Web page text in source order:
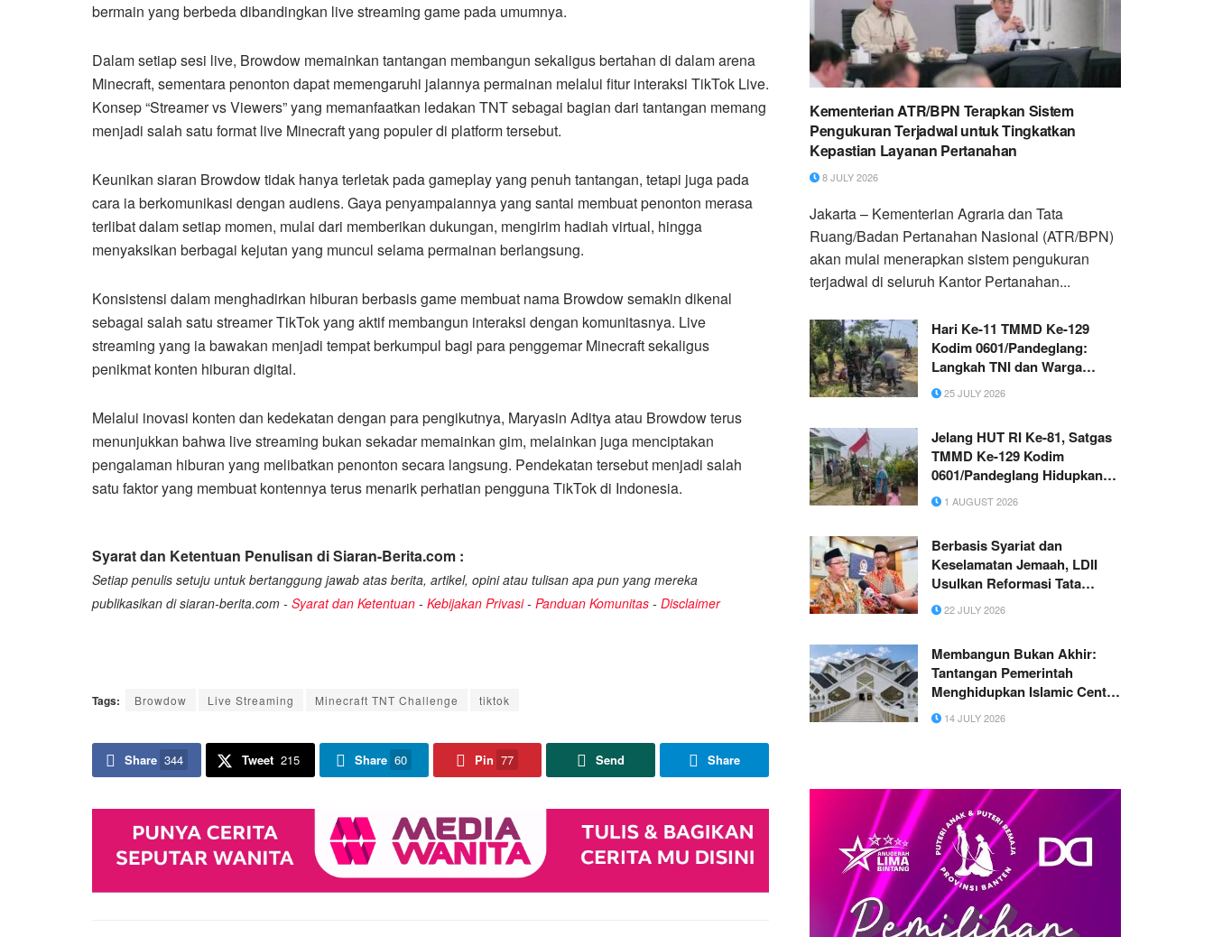
bermain yang berbeda dibandingkan live streaming game pada umumnya.
Dalam setiap sesi live, Browdow memainkan tantangan membangun sekaligus bertahan di dalam arena
Minecraft, sementara penonton dapat memengaruhi jalannya permainan melalui fitur interaksi TikTok Live.
Konsep “Streamer vs Viewers” yang memanfaatkan ledakan TNT sebagai bagian dari tantangan memang
menjadi salah satu format live Minecraft yang populer di platform tersebut.
Keunikan siaran Browdow tidak hanya terletak pada gameplay yang penuh tantangan, tetapi juga pada
cara ia berkomunikasi dengan audiens. Gaya penyampaiannya yang santai membuat penonton merasa
terlibat dalam setiap momen, mulai dari memberikan dukungan, mengirim hadiah virtual, hingga
menyaksikan berbagai kejutan yang muncul selama permainan berlangsung.
Konsistensi dalam menghadirkan hiburan berbasis game membuat nama Browdow semakin dikenal
sebagai salah satu streamer TikTok yang aktif membangun interaksi dengan komunitasnya. Live
streaming yang ia bawakan menjadi tempat berkumpul bagi para penggemar Minecraft sekaligus
penikmat konten hiburan digital.
Melalui inovasi konten dan kedekatan dengan para pengikutnya, Maryasin Aditya atau Browdow terus
menunjukkan bahwa live streaming bukan sekadar memainkan gim, melainkan juga menciptakan
pengalaman hiburan yang melibatkan penonton secara langsung. Pendekatan tersebut menjadi salah
satu faktor yang membuat kontennya terus menarik perhatian pengguna TikTok di Indonesia.
Syarat dan Ketentuan Penulisan di Siaran-Berita.com :
Setiap penulis setuju untuk bertanggung jawab atas berita, artikel, opini atau tulisan apa pun yang mereka
publikasikan di siaran-berita.com - Syarat dan Ketentuan - Kebijakan Privasi- Panduan Komunitas - Disclaimer
Tags: Browdow Live Streaming Minecraft TNT Challenge tiktok
Share 344 Tweet 215 Share 60 Pin 77 Send Share
Kementerian ATR/BPN Terapkan Sistem
Pengukuran Terjadwal untuk Tingkatkan
Kepastian Layanan Pertanahan
8 JULY 2026
Jakarta – Kementerian Agraria dan Tata
Ruang/Badan Pertanahan Nasional (ATR/BPN)
akan mulai menerapkan sistem pengukuran
terjadwal di seluruh Kantor Pertanahan...
Hari Ke-11 TMMD Ke-129
Kodim 0601/Pandeglang:
Langkah TNI dan Warga
Makin Padu, Pengerasan
Jalan Terus Dikebut
25 JULY 2026
Jelang HUT RI Ke-81, Satgas
TMMD Ke-129 Kodim
0601/Pandeglang Hidupkan
Semangat Merah Putih di
Desa Pasirgadung
1 AUGUST 2026
Berbasis Syariat dan
Keselamatan Jemaah, LDII
Usulkan Reformasi Tata
Kelola Ibadah Haji ke DPR RI
22 JULY 2026
Membangun Bukan Akhir:
Tantangan Pemerintah
Menghidupkan Islamic Center
Jambi
14 JULY 2026